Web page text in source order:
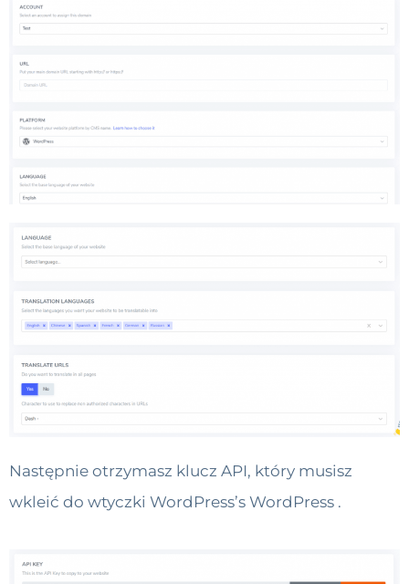
Następnie otrzymasz klucz API, który musisz
wkleić do wtyczki WordPress’s WordPress .